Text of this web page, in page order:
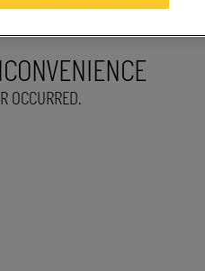
OCCURRED.